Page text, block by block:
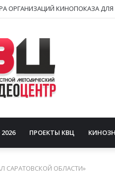
ПРОЕКТЫ КВЦ
САРАТОВСКОЙ ОБЛАСТИ»